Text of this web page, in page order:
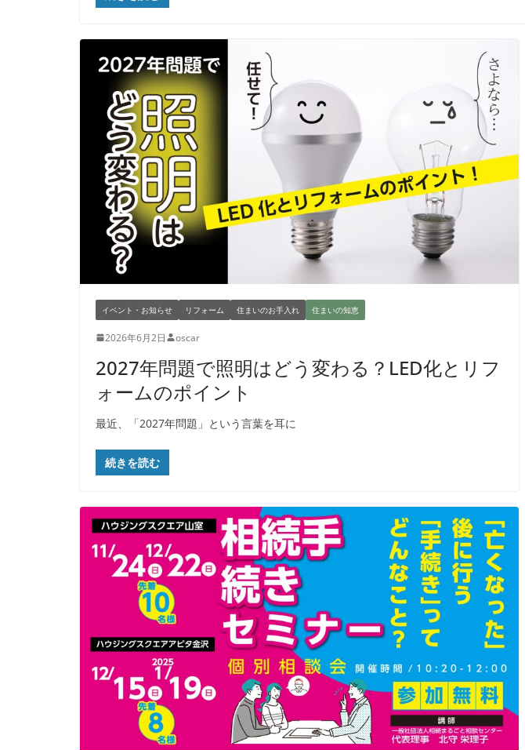
イベント・お知らせ リフォーム 住まいのお手入れ 住まいの知恵
2026年6月2日 oscar
2027年問題で照明はどう変わる？LED化とリフ
ォームのポイント
最近、「2027年問題」という言葉を耳に
続きを読む